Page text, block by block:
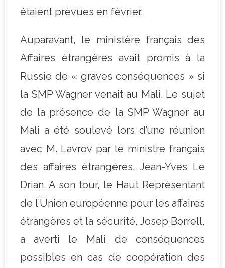
étaient prévues en février.
Auparavant, le ministère français des
Affaires étrangères avait promis à la
Russie de « graves conséquences » si
la SMP Wagner venait au Mali. Le sujet
de la présence de la SMP Wagner au
Mali a été soulevé lors d’une réunion
avec M. Lavrov par le ministre français
des affaires étrangères, Jean-Yves Le
Drian. A son tour, le Haut Représentant
de l’Union européenne pour les affaires
étrangères et la sécurité, Josep Borrell,
a averti le Mali de conséquences
possibles en cas de coopération des